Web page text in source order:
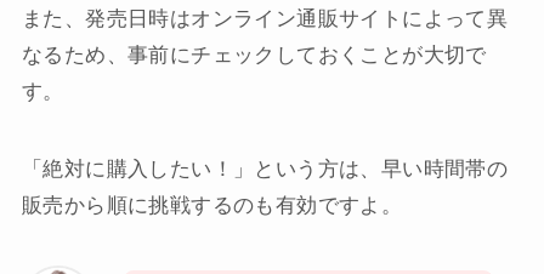
また、発売日時はオンライン通販サイトによって異
なるため、事前にチェックしておくことが大切で
す。
「絶対に購入したい！」という方は、早い時間帯の
販売から順に挑戦するのも有効ですよ。